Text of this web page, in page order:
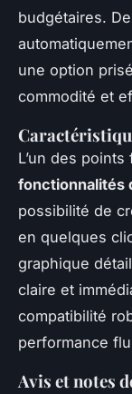
budgétaires.
une option
commodité et
L’un des
fonctionnalités
possibilité de
en quelques
graphique
claire et
compatibilité
performance
Avis et notes